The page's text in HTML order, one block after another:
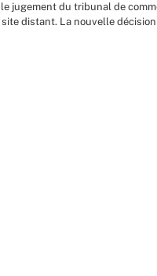
le jugement du tribunal de
distant. La nouvelle